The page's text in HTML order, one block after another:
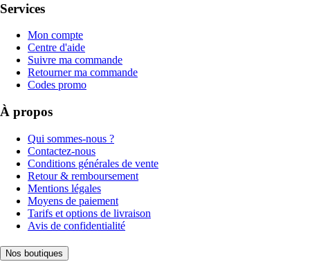
Services
Mon compte
Centre d'aide
Suivre ma commande
Retourner ma commande
Codes promo
À propos
Qui sommes-nous ?
Contactez-nous
Conditions générales de vente
Retour & remboursement
Mentions légales
Moyens de paiement
Tarifs et options de livraison
Avis de confidentialité
Nos boutiques